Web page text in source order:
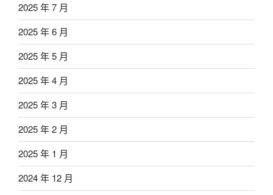
2025 年 7 月
2025 年 6 月
2025 年 5 月
2025 年 4 月
2025 年 3 月
2025 年 2 月
2025 年 1 月
2024 年 12 月